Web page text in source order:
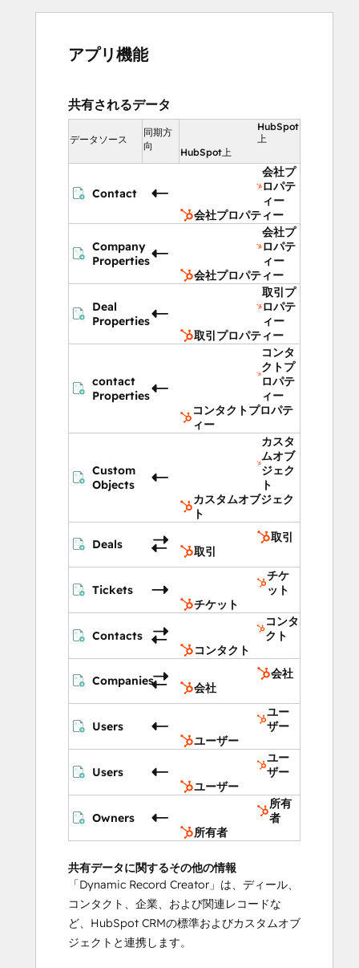
アプリ機能
共有されるデータ
データソース
同期方
向
HubSpot
上
HubSpot上
Contact
会社プ
ロパテ
ィー
会社プロパティー
Company
Properties
会社プ
ロパテ
ィー
会社プロパティー
Deal
Properties
取引プ
ロパテ
ィー
取引プロパティー
contact
Properties
コンタ
クトプ
ロパテ
ィー
コンタクトプロパテ
ィー
Custom
Objects
カスタ
ムオブ
ジェク
ト
カスタムオブジェク
ト
Deals
取引
取引
Tickets
チケ
ット
チケット
Contacts
コンタ
クト
コンタクト
Companies
会社
会社
Users
ユー
ザー
ユーザー
Users
ユー
ザー
ユーザー
Owners
所有
者
所有者
共有データに関するその他の情報
「Dynamic Record Creator」は、ディール、
コンタクト、企業、および関連レコードな
ど、HubSpot CRMの標準およびカスタムオブ
ジェクトと連携します。